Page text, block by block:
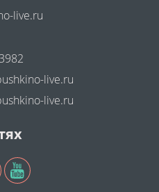
live.ru
live.ru
live.ru